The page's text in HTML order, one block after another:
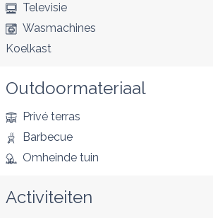
Televisie
Wasmachines
Koelkast
Outdoormateriaal
Privé terras
Barbecue
Omheinde tuin
Activiteiten